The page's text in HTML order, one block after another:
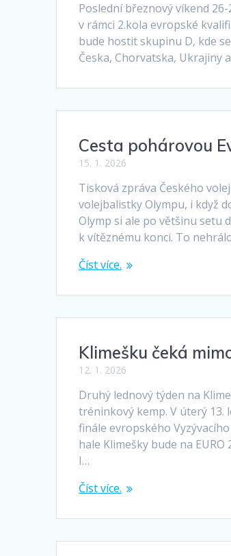
Poslední březnový víkend
v rámci 2.kola evropské
bude hostit skupinu D, kde
Česka, Chorvatska, Ukrajiny
Cesta pohárovou
15. 1. 2026
Tisková zpráva Českého
volejbalistky Olympu, i když
Olymp si ale po většinu setu
k vítěznému konci. To
Číst více.
Klimešku čeká
12. 1. 2026
Druhý lednový týden na
tréninkový kemp. V úterý 13.
finále evropského
hale Klimešky bude na
I…
Číst více.